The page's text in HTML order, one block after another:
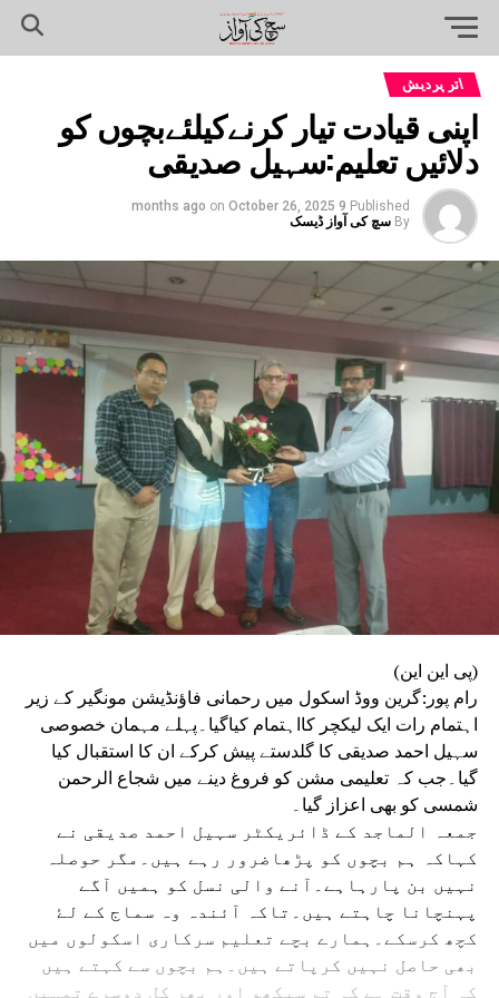
اتر پردیش
اپنی قیادت تیار کرنےکیلئےبچوں کو
دلائیں تعلیم:سہیل صدیقی
Published
9 months ago
on October 26, 2025
By سچ کی آواز ڈیسک
(پی این این)
رام پور:گرین ووڈ اسکول میں رحمانی فاؤنڈیشن مونگیر کے زیر
اہتمام رات ایک لیکچر کااہتمام کیاگیا۔پہلے مہمان خصوصی
سہیل احمد صدیقی کا گلدستے پیش کرکے ان کا استقبال کیا
گیا۔جب کہ تعلیمی مشن کو فروغ دینے میں شجاع الرحمن
شمسی کو بھی اعزاز گیا۔
جمعہ الماجد کے ڈائریکٹر سہیل احمد صدیقی نے
کہاکہ ہم بچوں کو پڑھاضرور رہے ہیں۔مگر حوصلہ
نہیں بن پارہاہے۔آنے والی نسل کو ہمیں آگے
پہنچانا چاہتے ہیں۔تاکہ آئندہ وہ سماج کے لۓ
کچھ کرسکے‌۔ہمارے بچے تعلیم سرکاری اسکولوں میں
بھی حاصل نہیں کرپاتے ہیں۔ہم بچوں سے کہتے ہیں
کہ آج وقت ہے کہ تم سیکھو اور پھر کل دوسرے تمہیں